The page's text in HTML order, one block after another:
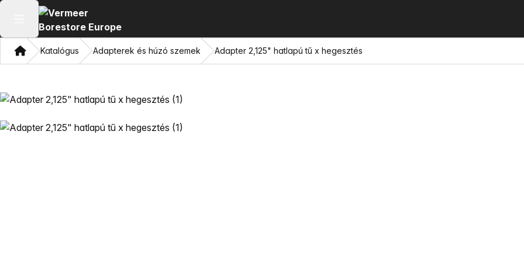
Főmenü megnyitása
OtthonKatalógus Adapterek és húzó szemek Adapter 2,125" hatlapú tű x hegesztés